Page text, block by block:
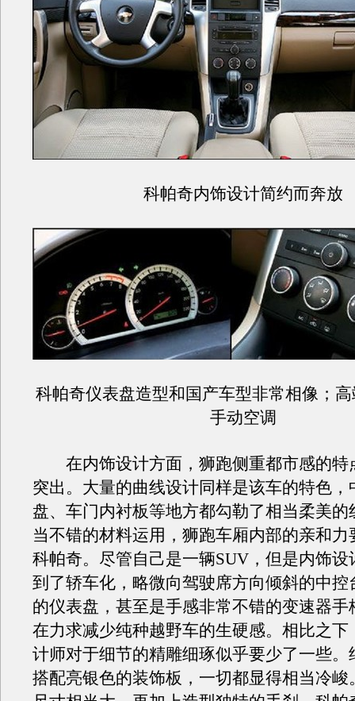
科帕奇内饰设计简约而奔放
科帕奇仪表盘造型和国产车型非常相像；
手动空调
在内饰设计方面，狮跑侧重都市感的特
突出。大量的曲线设计同样是该车的特色，
盘、车门内衬板等地方都勾勒了相当柔美的
当不错的材料运用，狮跑车厢内部的亲和力
科帕奇。尽管自己是一辆SUV，但是内饰设
到了轿车化，略微向驾驶席方向倾斜的中控
的仪表盘，甚至是手感非常不错的变速器手
在力求减少纯种越野车的生硬感。相比之下
计师对于细节的精雕细琢似乎要少了一些。
搭配亮银色的装饰板，一切都显得相当冷峻